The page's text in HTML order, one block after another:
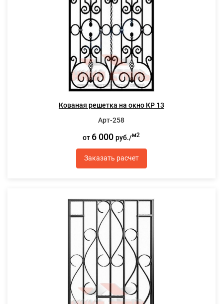
Кованая решетка на окно КР 13
Арт-258
от 6 000руб./м2
Заказать расчет